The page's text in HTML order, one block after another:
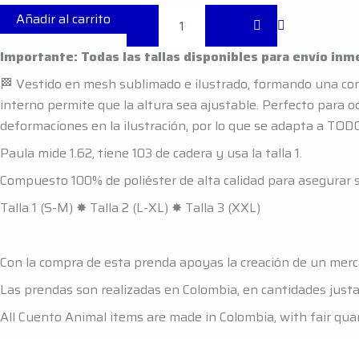
Caníbal
Ajustable
cantidad
Añadir al carrito
Importante: Todas las tallas disponibles para envío
🏁 Vestido en mesh sublimado e ilustrado, formando una
interno permite que la altura sea ajustable. Perfecto para
deformaciones en la ilustración, por lo que se adapta a
Paula mide 1.62, tiene 103 de cadera y usa la talla 1.
Compuesto 100% de poliéster de alta calidad para
Talla 1 (S-M) ✸ Talla 2 (L-XL) ✸ Talla 3 (XXL)
Con la compra de esta prenda apoyas la creación de un
Las prendas son realizadas en Colombia, en cantidades
All Cuento Animal items are made in Colombia, with fair